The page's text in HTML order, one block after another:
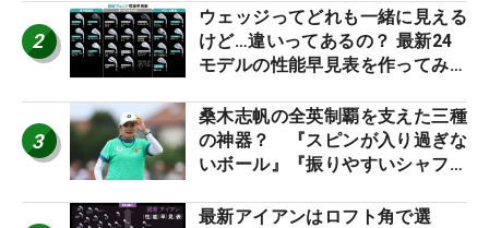
2
ウェッジってどれも一緒に見える
けど…違いってあるの？ 最新24
モデルの性能早見表を作ってみ
3
桑木志帆の全英制覇を支えた三種
の神器？ 『スピンが入り過ぎな
いボール』『振りやすいシャフ
ー』 #女子プロセッティング
最新アイアンはロフト角で選